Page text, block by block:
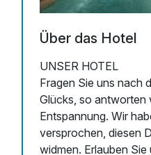
Über das Hotel
UNSER HOTEL
Fragen Sie uns nach
Glücks, so antworten
Entspannung. Wir
versprochen, diesen
widmen. Erlauben